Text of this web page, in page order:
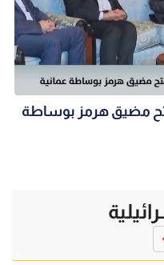
مضيق هرمز بوساطة